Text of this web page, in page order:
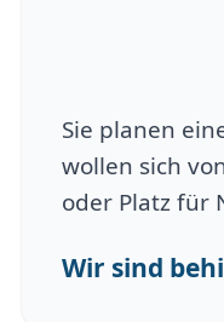
Sie planen
wollen sich
oder Platz für
Wir sind